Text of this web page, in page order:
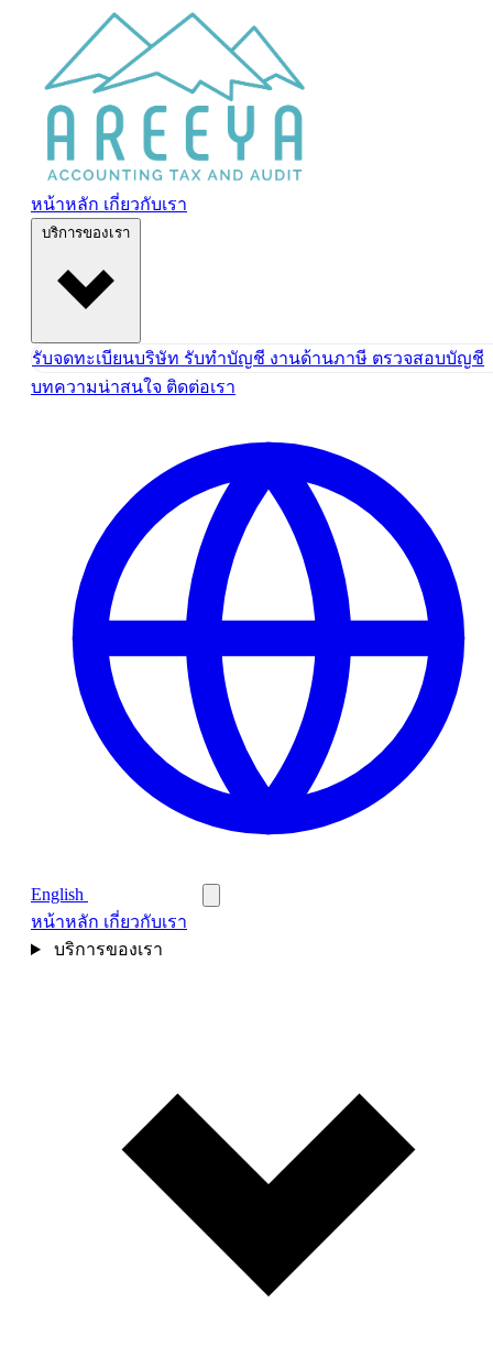
ข้ามไปยังเนื้อหา
หน้าหลัก เกี่ยวกับเรา
รับจดทะเบียนบริษัท รับทำบัญชี งานด้านภาษี ตรวจสอบบัญชี
บทความน่าสนใจ ติดต่อเรา
English
หน้าหลัก เกี่ยวกับเรา
บริการของเรา